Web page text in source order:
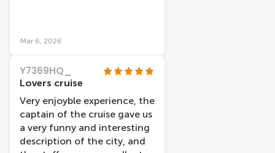
Mar 6, 2026
Y7369HQ_
Lovers cruise
Very enjoyble experience, the
captain of the cruise gave us
a very funny and interesting
description of the city, and